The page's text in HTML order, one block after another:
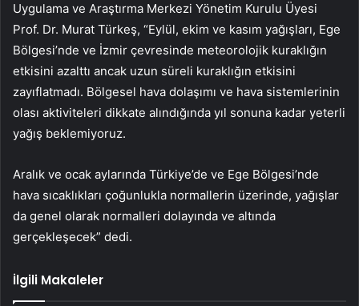
Uygulama ve Araştırma Merkezi Yönetim Kurulu Üyesi
Prof. Dr. Murat Türkeş, “Eylül, ekim ve kasım yağışları, Ege
Bölgesi’nde ve İzmir çevresinde meteorolojik kuraklığın
etkisini azalttı ancak uzun süreli kuraklığın etkisini
zayıflatmadı. Bölgesel hava dolaşımı ve hava sistemlerinin
olası aktiviteleri dikkate alındığında yıl sonuna kadar yeterli
yağış beklemiyoruz.
Aralık ve ocak aylarında Türkiye’de ve Ege Bölgesi’nde
hava sıcaklıkları çoğunlukla normallerin üzerinde, yağışlar
da genel olarak normalleri dolayında ve altında
gerçekleşecek” dedi.
İlgili Makaleler